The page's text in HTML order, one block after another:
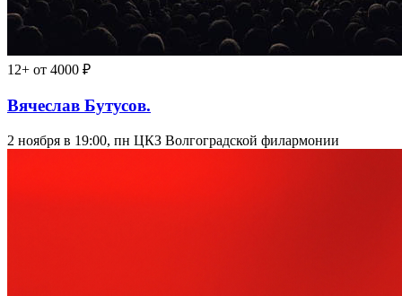
12+ от 4000 ₽
Вячеслав Бутусов.
2 ноября в 19:00, пн ЦКЗ Волгоградской филармонии